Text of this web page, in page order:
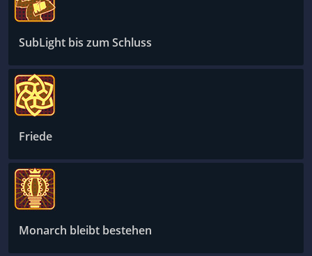
SubLight bis zum Schluss
Friede
Monarch bleibt bestehen